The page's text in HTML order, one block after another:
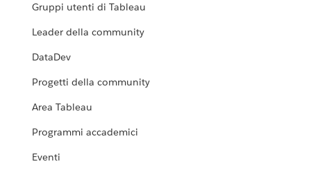
Gruppi utenti di Tableau
Leader della community
DataDev
Progetti della community
Area Tableau
Programmi accademici
Eventi